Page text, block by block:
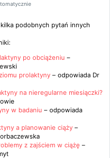
podobnych pytań innych
po obciążeniu –
prolaktyny – odpowiada Dr
na nieregularne miesiączki?
w badaniu – odpowiada
a planowanie ciąży –
z zajściem w ciążę –